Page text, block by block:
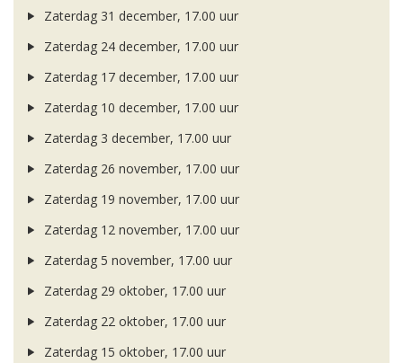
Zaterdag 31 december, 17.00 uur
Zaterdag 24 december, 17.00 uur
Zaterdag 17 december, 17.00 uur
Zaterdag 10 december, 17.00 uur
Zaterdag 3 december, 17.00 uur
Zaterdag 26 november, 17.00 uur
Zaterdag 19 november, 17.00 uur
Zaterdag 12 november, 17.00 uur
Zaterdag 5 november, 17.00 uur
Zaterdag 29 oktober, 17.00 uur
Zaterdag 22 oktober, 17.00 uur
Zaterdag 15 oktober, 17.00 uur